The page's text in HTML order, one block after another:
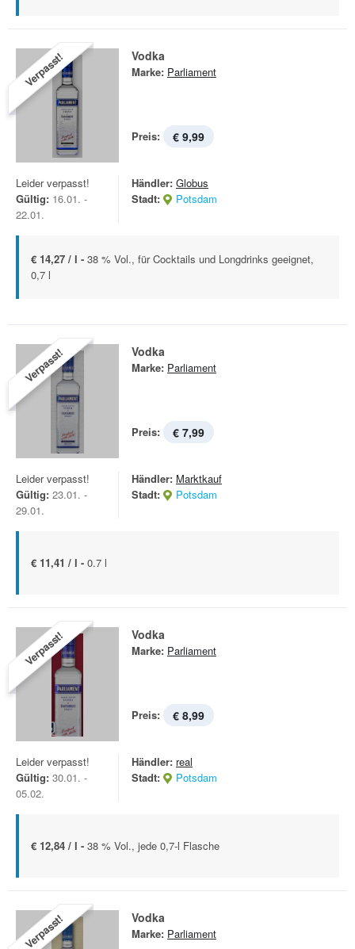
Verpasst! Vodka
Marke: Parliament
Preis: € 9,99
Leider verpasst!
Gültig: 16.01. -
22.01.
Händler: Globus
Stadt:
Potsdam
€ 14,27 / l - 38 % Vol., für Cocktails und Longdrinks geeignet,
0,7 l
Verpasst! Vodka
Marke: Parliament
Preis: € 7,99
Leider verpasst!
Gültig: 23.01. -
29.01.
Händler: Marktkauf
Stadt:
Potsdam
€ 11,41 / l - 0.7 l
Verpasst! Vodka
Marke: Parliament
Preis: € 8,99
Leider verpasst!
Gültig: 30.01. -
05.02.
Händler: real
Stadt:
Potsdam
€ 12,84 / l - 38 % Vol., jede 0,7-l Flasche
Verpasst! Vodka
Marke: Parliament